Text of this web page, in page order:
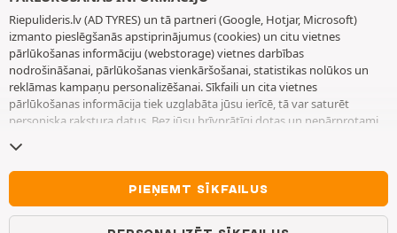
Riepulideris.lv (AD TYRES) un tā partneri (Google, Hotjar, Microsoft)
izmanto pieslēgšanās apstiprinājumus (cookies) un citu vietnes
pārlūkošanas informāciju (webstorage) vietnes darbības
nodrošināšanai, pārlūkošanas vienkāršošanai, statistikas nolūkos un
reklāmas kampaņu personalizēšanai. Sīkfaili un cita vietnes
pārlūkošanas informācija tiek uzglabāta jūsu ierīcē, tā var saturēt
personiska rakstura datus. Bez jūsu brīvprātīgi dotas un nepārprotami
pārlūkošanas informāciju, izņemot to, kas nepieciešama vietnes
darbības nodrošināšanai. Mēs saglabājam jūsu izvēli 6 mēnešus ilgu
laiku periodu. Jūs varat jebkurā brīdī atsaukt savu piekrišanu, dodoties
uz lapuSīkfaili un cita vietnes pārlūkošanas informācija. Jūs varat
izvēlēties turpināt pārlūkošanu bez piekrišanas sīkfailu un citas vietnes
PIEŅEMT SĪKFAILUS